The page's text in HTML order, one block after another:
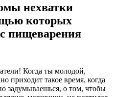
нехватки
которых
пищеварения
Когда ты молодой,
приходит такое время, когда
задумываешься, о том, чтобы